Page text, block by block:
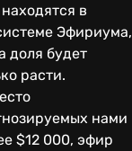
в
Эфириума,
доля будет
расти.
нами
$12 000, эфир